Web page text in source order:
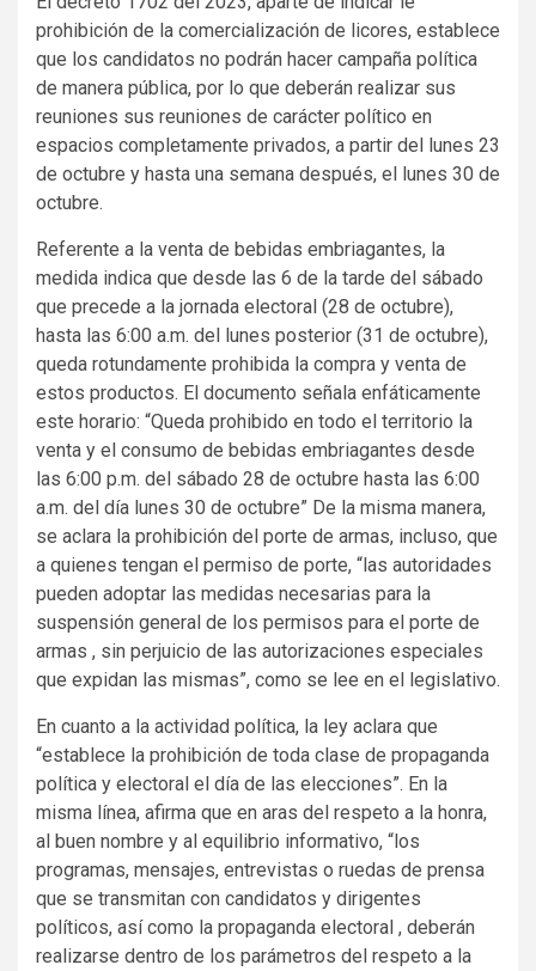
prohibición de la comercialización de licores, establece
que los candidatos no podrán hacer campaña política
de manera pública, por lo que deberán realizar sus
reuniones sus reuniones de carácter político en
espacios completamente privados, a partir del lunes 23
de octubre y hasta una semana después, el lunes 30 de
octubre.
Referente a la venta de bebidas embriagantes, la
medida indica que desde las 6 de la tarde del sábado
que precede a la jornada electoral (28 de octubre),
hasta las 6:00 a.m. del lunes posterior (31 de octubre),
queda rotundamente prohibida la compra y venta de
estos productos. El documento señala enfáticamente
este horario: “Queda prohibido en todo el territorio la
venta y el consumo de bebidas embriagantes desde
las 6:00 p.m. del sábado 28 de octubre hasta las 6:00
a.m. del día lunes 30 de octubre” De la misma manera,
se aclara la prohibición del porte de armas, incluso, que
a quienes tengan el permiso de porte, “las autoridades
pueden adoptar las medidas necesarias para la
suspensión general de los permisos para el porte de
armas , sin perjuicio de las autorizaciones especiales
que expidan las mismas”, como se lee en el legislativo.
En cuanto a la actividad política, la ley aclara que
“establece la prohibición de toda clase de propaganda
política y electoral el día de las elecciones”. En la
misma línea, afirma que en aras del respeto a la honra,
al buen nombre y al equilibrio informativo, “los
programas, mensajes, entrevistas o ruedas de prensa
que se transmitan con candidatos y dirigentes
políticos, así como la propaganda electoral , deberán
realizarse dentro de los parámetros del respeto a la